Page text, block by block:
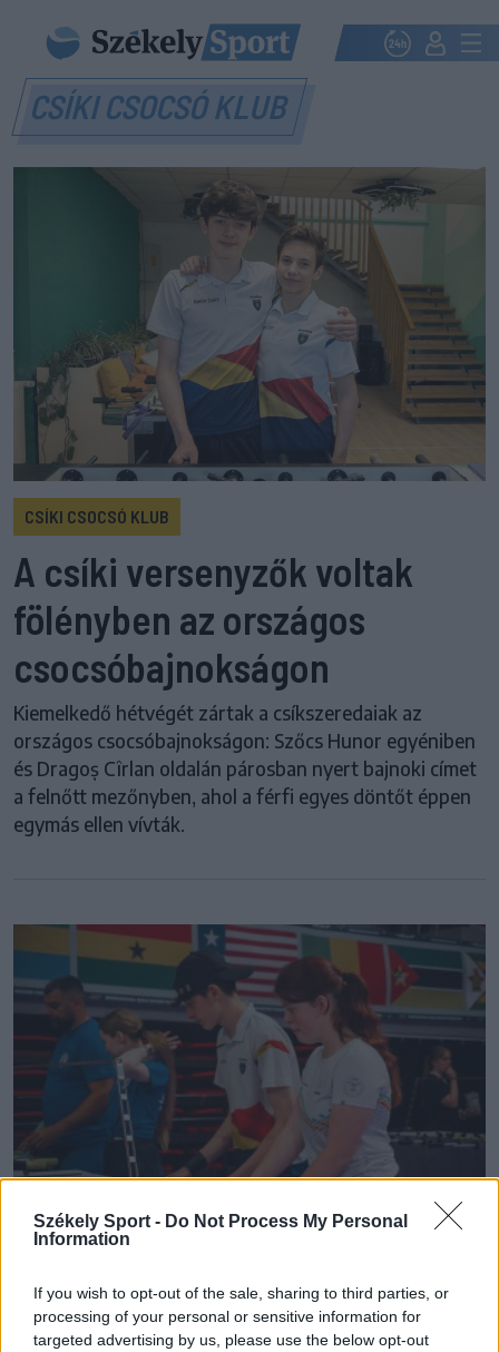
Székely Sport - Do Not Process My Personal
Information
If you wish to opt-out of the sale, sharing to third parties, or
processing of your personal or sensitive information for
targeted advertising by us, please use the below opt-out
CSÍKI CSOCSÓ KLUB
CSÍKI CSOCSÓ KLUB
A csíki versenyzők voltak
fölényben az országos
csocsóbajnokságon
Kiemelkedő hétvégét zártak a csíkszeredaiak az
országos csocsóbajnokságon: Szőcs Hunor egyéniben
és Dragoș Cîrlan oldalán párosban nyert bajnoki címet
a felnőtt mezőnyben, ahol a férfi egyes döntőt éppen
egymás ellen vívták.
Világszintre kapcsoltak a csíki csocsósok